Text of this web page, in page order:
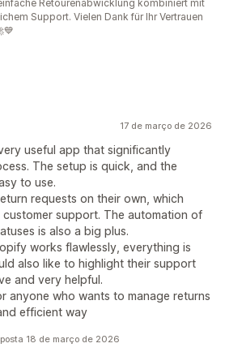
Retourenabwicklung kombiniert mit
Support. Vielen Dank für Ihr Vertrauen
17 de março de 2026
useful app that significantly
The setup is quick, and the
to use.
requests on their own, which
support. The automation of
is also a big plus.
works flawlessly, everything is
also like to highlight their support
and very helpful.
anyone who wants to manage returns
efficient way
18 de março de 2026